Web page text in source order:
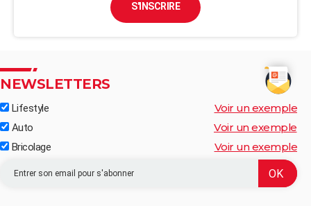
S'INSCRIRE
NEWSLETTERS
Lifestyle Voir un exemple
Auto Voir un exemple
Bricolage Voir un exemple